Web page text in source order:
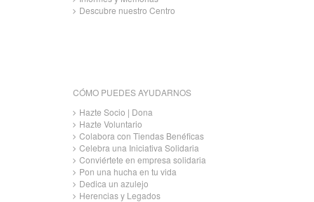
Descubre nuestro Centro
CÓMO PUEDES AYUDARNOS
Hazte Socio | Dona
Hazte Voluntario
Colabora con Tiendas Benéficas
Celebra una Iniciativa Solidaria
Conviértete en empresa solidaria
Pon una hucha en tu vida
Dedica un azulejo
Herencias y Legados